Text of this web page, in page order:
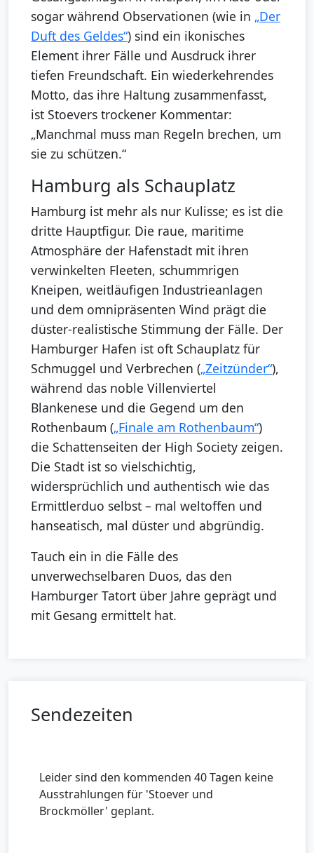
sogar während Observationen (wie in „Der
Duft des Geldes“) sind ein ikonisches
Element ihrer Fälle und Ausdruck ihrer
tiefen Freundschaft. Ein wiederkehrendes
Motto, das ihre Haltung zusammenfasst,
ist Stoevers trockener Kommentar:
„Manchmal muss man Regeln brechen, um
sie zu schützen.“
Hamburg als Schauplatz
Hamburg ist mehr als nur Kulisse; es ist die
dritte Hauptfigur. Die raue, maritime
Atmosphäre der Hafenstadt mit ihren
verwinkelten Fleeten, schummrigen
Kneipen, weitläufigen Industrieanlagen
und dem omnipräsenten Wind prägt die
düster-realistische Stimmung der Fälle. Der
Hamburger Hafen ist oft Schauplatz für
Schmuggel und Verbrechen („Zeitzünder“),
während das noble Villenviertel
Blankenese und die Gegend um den
Rothenbaum („Finale am Rothenbaum“)
die Schattenseiten der High Society zeigen.
Die Stadt ist so vielschichtig,
widersprüchlich und authentisch wie das
Ermittlerduo selbst – mal weltoffen und
hanseatisch, mal düster und abgründig.
Tauch ein in die Fälle des
unverwechselbaren Duos, das den
Hamburger Tatort über Jahre geprägt und
mit Gesang ermittelt hat.
Sendezeiten
Leider sind den kommenden 40 Tagen keine
Ausstrahlungen für 'Stoever und
Brockmöller' geplant.